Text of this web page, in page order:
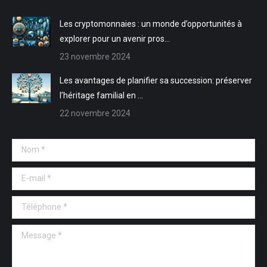
Les cryptomonnaies : un monde d’opportunités à
explorer pour un avenir pros…
23 novembre 2024
Les avantages de planifier sa succession: préserver
l’héritage familial en …
22 novembre 2024
Nom *
E-mail *
Téléphone *
Message *